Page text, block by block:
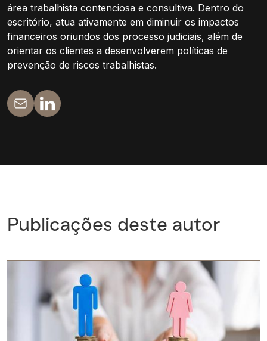
área trabalhista contenciosa e consultiva. Dentro do
escritório, atua ativamente em diminuir os impactos
financeiros oriundos dos processo judiciais, além de
orientar os clientes a desenvolverem políticas de
prevenção de riscos trabalhistas.
Publicações deste autor